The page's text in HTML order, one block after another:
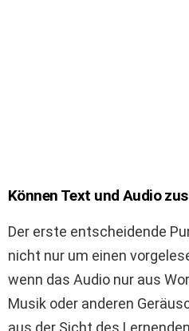
Können Text und Audio
Der erste entscheidende
nicht nur um einen
wenn das Audio nur aus
Musik oder anderen
aus der Sicht des